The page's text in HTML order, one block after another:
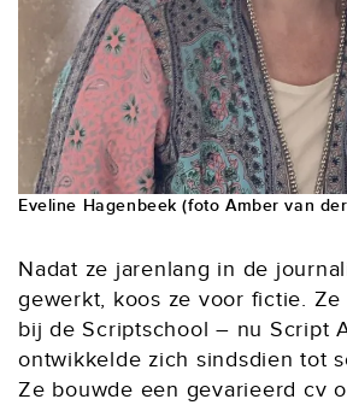
Eveline Hagenbeek (foto Amber van
Nadat ze jarenlang in de
gewerkt, koos ze voor fictie. Ze
bij de Scriptschool – nu Script
ontwikkelde zich sindsdien tot
Ze bouwde een gevarieerd cv